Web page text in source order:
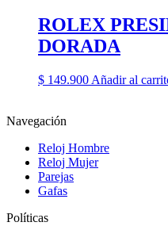
ROLEX
DORADA
$ 149.900 Añadir al
Navegación
Reloj Hombre
Reloj Mujer
Parejas
Gafas
Políticas